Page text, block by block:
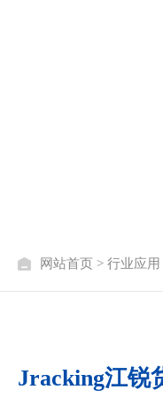
网站首页 > 行业应用
Jracking江锐